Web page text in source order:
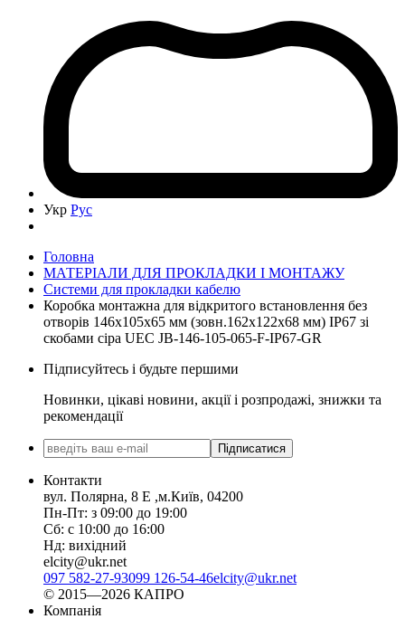
Укр Рус
Головна
МАТЕРІАЛИ ДЛЯ ПРОКЛАДКИ І МОНТАЖУ
Системи для прокладки кабелю
Коробка монтажна для відкритого встановлення без
отворів 146х105х65 мм (зовн.162х122х68 мм) IP67 зі
скобами сіра UEC JB-146-105-065-F-IP67-GR
Підписуйтесь і будьте першими
Новинки, цікаві новини, акції і розпродажі, знижки та
рекомендації
Підписатися
Контакти
вул. Полярна, 8 Е ,м.Київ, 04200
Пн-Пт: з 09:00 до 19:00
Сб: с 10:00 до 16:00
Нд: вихідний
elcity@ukr.net
097 582-27-93099 126-54-46elcity@ukr.net
© 2015—2026 КАПРО
Компанія